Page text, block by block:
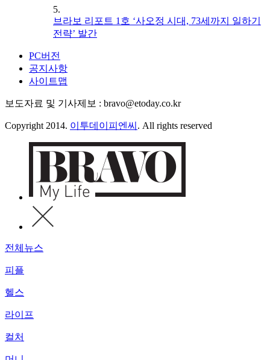
5.
브라보 리포트 1호 ‘사오정 시대, 73세까지 일하기
전략’ 발간
PC버전
공지사항
사이트맵
보도자료 및 기사제보 : bravo@etoday.co.kr
Copyright 2014. 이투데이피엔씨 . All rights reserved
전체뉴스
피플
헬스
라이프
컬처